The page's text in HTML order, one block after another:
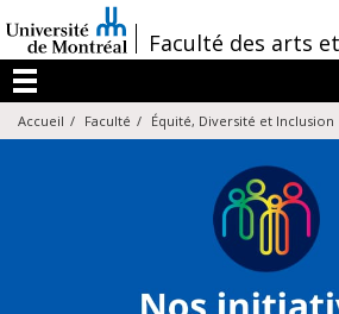
au
contenu
/Faculté des arts
Menu
Accueil Faculté Équité, Diversité et Inclusion